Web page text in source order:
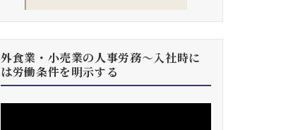
外食業・小売業の人事労務～入社時に
は労働条件を明示する